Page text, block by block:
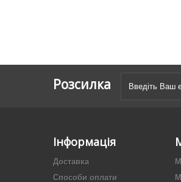
Розсилка
Інформація
Доставка
Способи оплати